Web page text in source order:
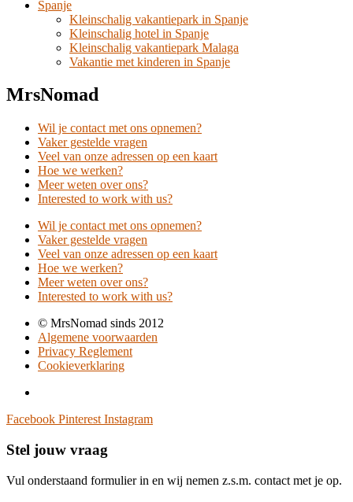
Spanje
Kleinschalig vakantiepark in Spanje
Kleinschalig hotel in Spanje
Kleinschalig vakantiepark Malaga
Vakantie met kinderen in Spanje
MrsNomad
Wil je contact met ons opnemen?
Vaker gestelde vragen
Veel van onze adressen op een kaart
Hoe we werken?
Meer weten over ons?
Interested to work with us?
Wil je contact met ons opnemen?
Vaker gestelde vragen
Veel van onze adressen op een kaart
Hoe we werken?
Meer weten over ons?
Interested to work with us?
© MrsNomad sinds 2012
Algemene voorwaarden
Privacy Reglement
Cookieverklaring
Facebook Pinterest Instagram
Stel jouw vraag
Vul onderstaand formulier in en wij nemen z.s.m. contact met je op.